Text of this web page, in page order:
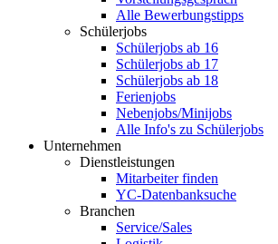
Alle Bewerbungstipps
Schülerjobs
Schülerjobs ab 16
Schülerjobs ab 17
Schülerjobs ab 18
Ferienjobs
Nebenjobs/Minijobs
Alle Info's zu Schülerjobs
Unternehmen
Dienstleistungen
Mitarbeiter finden
YC-Datenbanksuche
Branchen
Service/Sales